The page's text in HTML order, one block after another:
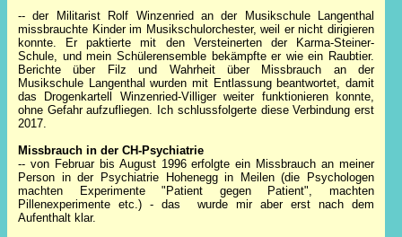
-- der Militarist Rolf Winzenried an der Musikschule Langenthal
missbrauchte Kinder im Musikschulorchester, weil er nicht dirigieren
konnte. Er paktierte mit den Versteinerten der Karma-Steiner-
Schule, und mein Schülerensemble bekämpfte er wie ein Raubtier.
Berichte über Filz und Wahrheit über Missbrauch an der
Musikschule Langenthal wurden mit Entlassung beantwortet, damit
das Drogenkartell Winzenried-Villiger weiter funktionieren konnte,
ohne Gefahr aufzufliegen. Ich schlussfolgerte diese Verbindung erst
2017.
Missbrauch in der CH-Psychiatrie
-- von Februar bis August 1996 erfolgte ein Missbrauch an meiner
Person in der Psychiatrie Hohenegg in Meilen (die Psychologen
machten Experimente "Patient gegen Patient", machten
Pillenexperimente etc.) - das wurde mir aber erst nach dem
Aufenthalt klar.